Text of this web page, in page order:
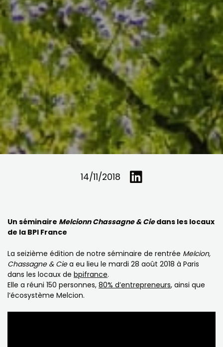
14/11/2018
Un séminaire Melcionn Chassagne & Ciedans les locaux
de la BPI France
La seizième édition de notre séminaire de rentrée Melcion,
Chassagne & Ciea eu lieu le mardi 28 août 2018 à Paris
dans les locaux de bpifrance.
Elle a réuni 150 personnes, 80% d’entrepreneurs, ainsi que
l’écosystème Melcion.